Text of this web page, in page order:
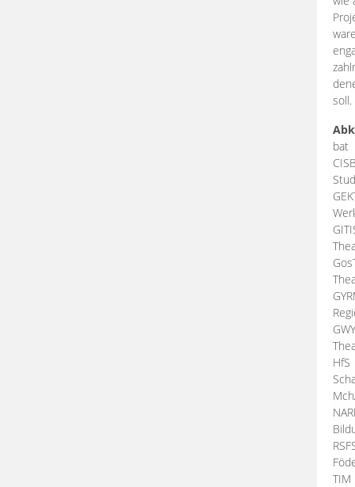
zahlr
soll.
bat
HfS